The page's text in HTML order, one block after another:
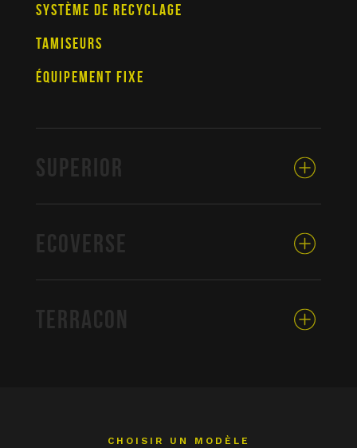
SYSTÈME DE RECYCLAGE
TAMISEURS
ÉQUIPEMENT FIXE
SUPERIOR
ECOVERSE
TERRACON
CHOISIR UN MODÈLE